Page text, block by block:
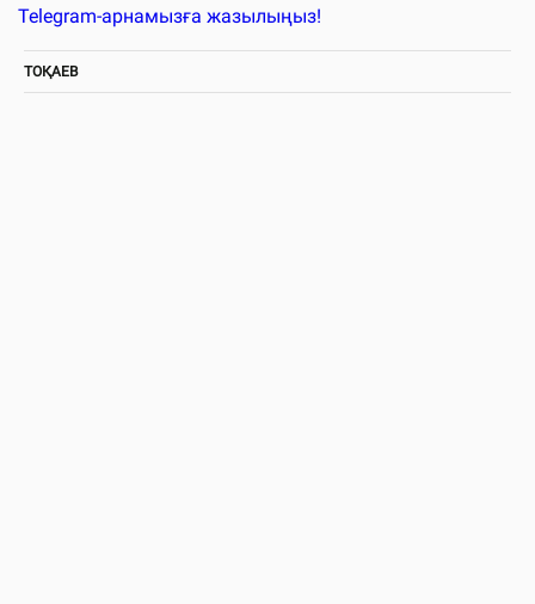
Telegram-арнамызға жазылыңыз!
ТОҚАЕВ